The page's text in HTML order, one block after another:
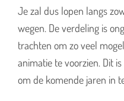
Je zal dus lopen langs
wegen. De verdeling is
trachten om zo veel
animatie te voorzien. Dit
om de komende jaren in